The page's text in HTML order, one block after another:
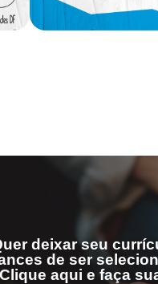
deixar seu
de ser
aqui e faça